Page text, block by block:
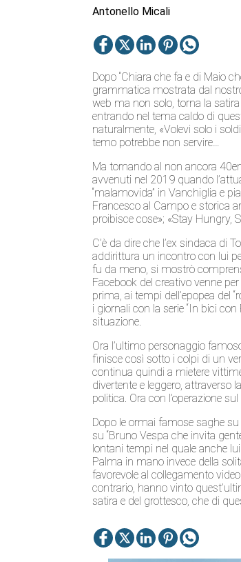
Antonello Micali
Dopo “Chiara che fa e di Maio
grammatica mostrata dal
web ma non solo, torna la
entrando nel tema caldo di
naturalmente, «Volevi solo i
temo potrebbe non servire…
Ma tornando al non ancora
avvenuti nel 2019 quando
“malamovida” in Vanchiglia e
Francesco al Campo e storica
proibisce cose»; «Stay Hungry,
C’è da dire che l’ex sindaca di
addirittura un incontro con lui
fu da meno, si mostrò
Facebook del creativo venne
prima, ai tempi dell’epopea del
i giornali con la serie “In bici
situazione.
Ora l’ultimo personaggio
finisce così sotto i colpi di un
continua quindi a mietere
divertente e leggero, attraverso
politica. Ora con l’operazione
Dopo le ormai famose saghe
su “Bruno Vespa che invita
lontani tempi nel quale anche
Palma in mano invece della
favorevole al collegamento
contrario, hanno vinto
satira e del grottesco, che di